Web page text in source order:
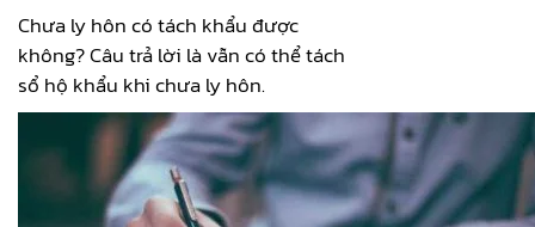
Chưa ly hôn có tách khẩu được
không? Câu trả lời là vẫn có thể tách
sổ hộ khẩu khi chưa ly hôn.